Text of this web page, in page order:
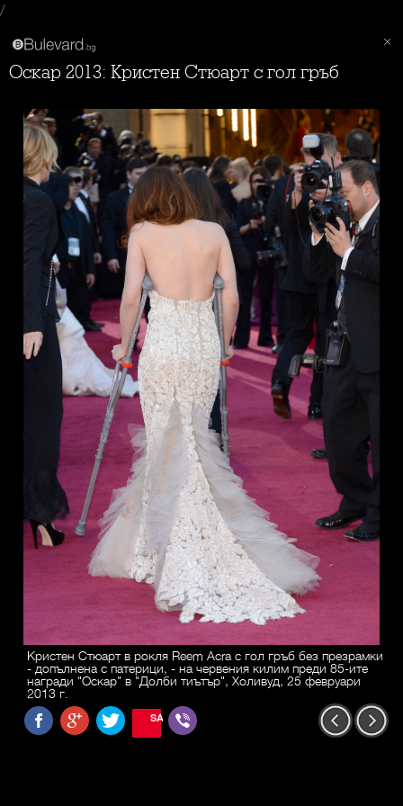
/
Оскар 2013: Кристен Стюарт с гол гръб
Кристен Стюарт в рокля Reem Acra с гол гръб без презрамки
- допълнена с патерици, - на червения килим преди 85-ите
награди "Оскар" в "Долби тиътър", Холивуд, 25 февруари
2013 г.
SAVE